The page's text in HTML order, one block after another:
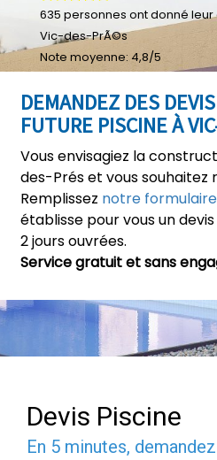
DEMANDEZ DES
FUTURE PISCINE À
Vous envisagiez la
des-Prés et vous souhaitez
Remplissez notre formulaire
établisse pour vous un
2 jours ouvrées.
Service gratuit et sans
635 personnes ont donné leur
Vic-des-PrÃ©s
Note moyenne: 4,8/5
Devis Piscine
En 5 minutes, demandez